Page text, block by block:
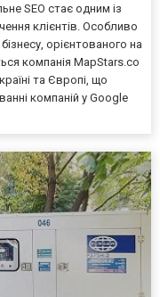
SEO стає одним із
клієнтів. Особливо
орієнтованого на
компанія MapStars.co
та Європі, що
компаній у Google